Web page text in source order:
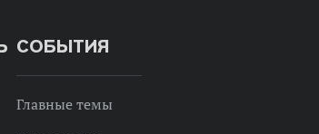
СОБЫТИЯ
Главные темы